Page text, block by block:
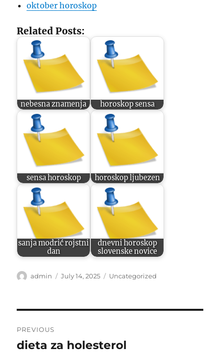
oktober horoskop
Related Posts:
nebesna znamenja horoskop sensa
sensa horoskop horoskop ljubezen
sanja modrić rojstni
dan
dnevni horoskop
slovenske novice
Author
admin
Posted
July 14, 2025 Categories
Uncategorized
navigation
PREVIOUS
Previous
dieta za holesterol